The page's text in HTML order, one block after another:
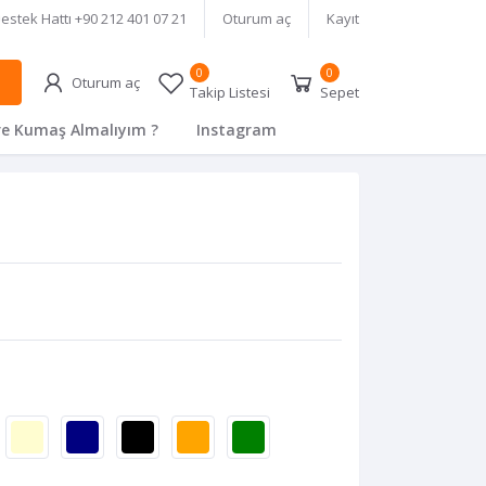
Hattı +90 212 401 07 21 Oturum aç Kayıt
Oturum aç 0
Takip Listesi
0
Sepet
Kumaş Almalıyım ? Instagram